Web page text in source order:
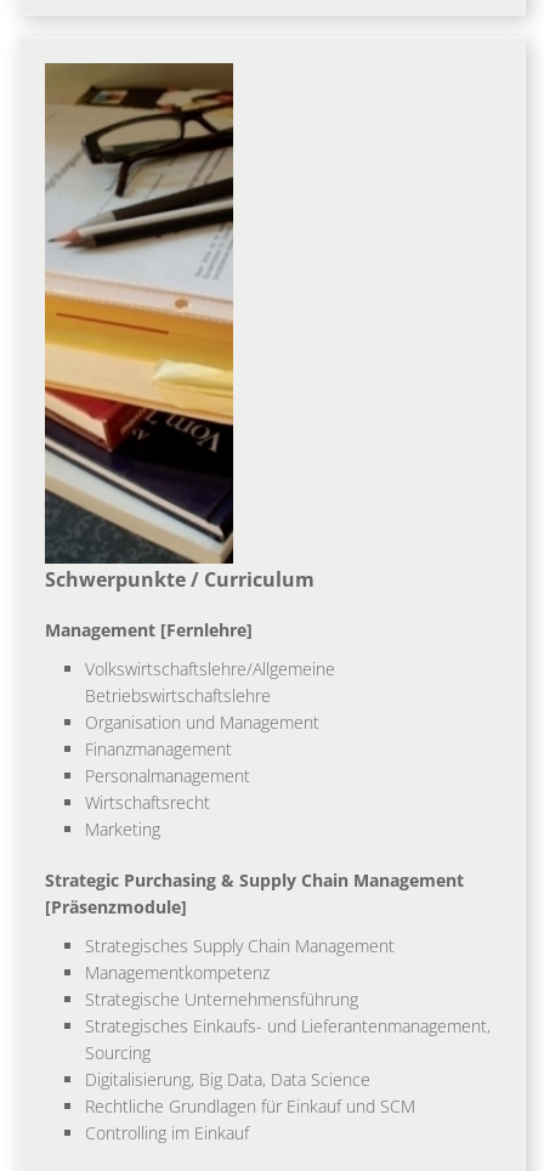
Schwerpunkte / Curriculum
Management [Fernlehre]
Volkswirtschaftslehre/Allgemeine
Betriebswirtschaftslehre
Organisation und Management
Finanzmanagement
Personalmanagement
Wirtschaftsrecht
Marketing
Strategic Purchasing & Supply Chain Management
[Präsenzmodule]
Strategisches Supply Chain Management
Managementkompetenz
Strategische Unternehmensführung
Strategisches Einkaufs- und Lieferantenmanagement,
Sourcing
Digitalisierung, Big Data, Data Science
Rechtliche Grundlagen für Einkauf und SCM
Controlling im Einkauf